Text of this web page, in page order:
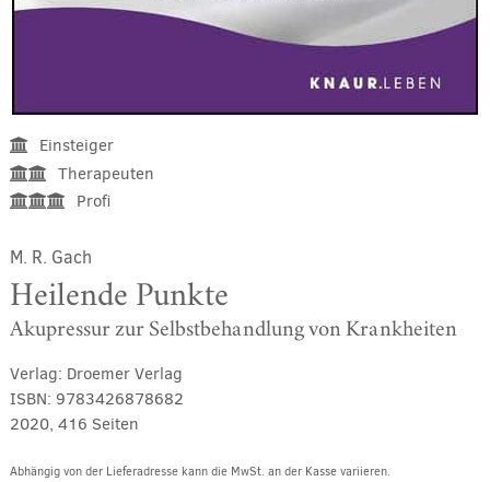
Einsteiger
Therapeuten
Profi
M. R. Gach
Heilende Punkte
Akupressur zur Selbstbehandlung von Krankheiten
Verlag: Droemer Verlag
ISBN: 9783426878682
2020, 416 Seiten
Abhängig von der Lieferadresse kann die MwSt. an der Kasse variieren.